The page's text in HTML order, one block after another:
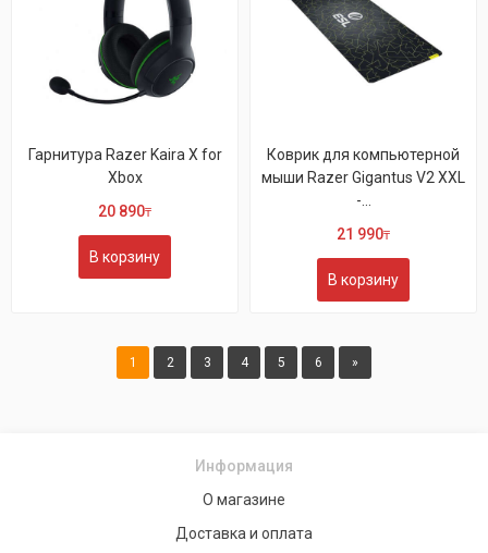
Гарнитура Razer Kaira X for
Xbox
20 890₸
В корзину
Коврик для компьютерной
мыши Razer Gigantus V2 XXL
-...
21 990₸
В корзину
1 2 3 4 5 6 »
Информация
О магазине
Доставка и оплата